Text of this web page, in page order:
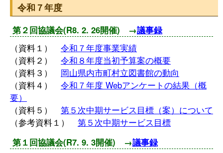
令和７年度
第２回協議会(R8. 2. 26開催) →議事録
（資料１） 令和７年度事業実績
（資料２） 令和８年度当初予算案の概要
（資料３） 岡山県内市町村立図書館の動向
（資料４） 令和７年度 Webアンケートの結果（概
要）
（資料５） 第５次中期サービス目標（案）について
（参考資料１） 第５次中期サービス目標
第１回協議会(R7. 9. 3開催) →議事録